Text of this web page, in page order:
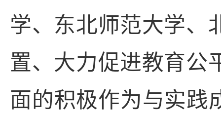
学、东北师范大学、
置、大力促进教育公
面的积极作为与实践